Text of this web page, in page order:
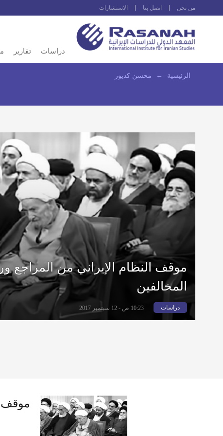
من نحن اتصل بنا الاستشارات
دراسات تقارير
الرئيسية ← محسن كديور
موقف النظام الإيراني من المراجع
المخالفين
دراسات 10:23 ص - 12 سبتمبر 2017
موقف